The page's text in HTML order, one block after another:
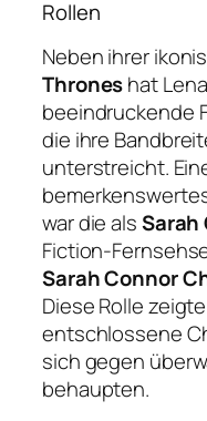
Rollen
Neben ihrer
Throneshat
beeindruckende
die ihre
unterstreicht.
war die alsSarah
Fiction-
Sarah Connor
Diese Rolle
entschlossene
sich gegen
behaupten.